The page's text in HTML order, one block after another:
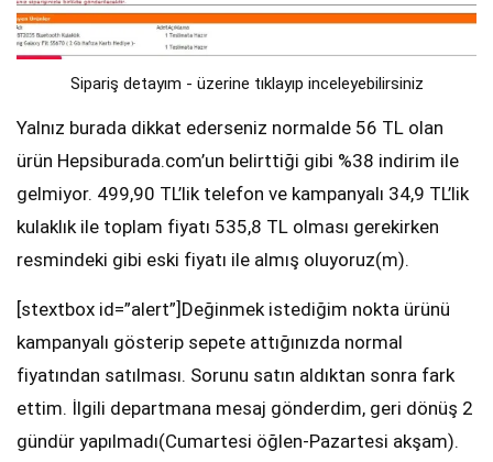
Sipariş detayım - üzerine tıklayıp inceleyebilirsiniz
Yalnız burada dikkat ederseniz normalde 56 TL olan
ürün Hepsiburada.com’un belirttiği gibi %38 indirim ile
gelmiyor. 499,90 TL’lik telefon ve kampanyalı 34,9 TL’lik
kulaklık ile toplam fiyatı 535,8 TL olması gerekirken
resmindeki gibi eski fiyatı ile almış oluyoruz(m).
[stextbox id=”alert”]Değinmek istediğim nokta ürünü
kampanyalı gösterip sepete attığınızda normal
fiyatından satılması. Sorunu satın aldıktan sonra fark
ettim. İlgili departmana mesaj gönderdim, geri dönüş 2
gündür yapılmadı(Cumartesi öğlen-Pazartesi akşam).